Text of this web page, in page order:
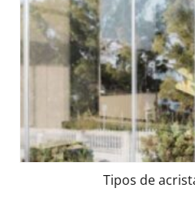
Tipos de